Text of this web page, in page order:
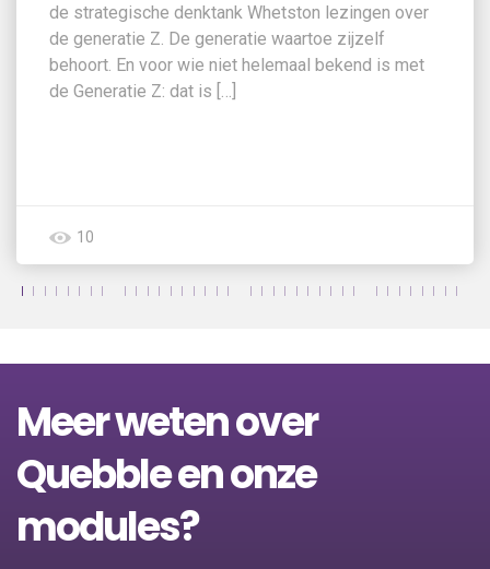
de strategische denktank Whetston lezingen over
de generatie Z. De generatie waartoe zijzelf
behoort. En voor wie niet helemaal bekend is met
de Generatie Z: dat is […]
10
Meer weten over
Quebble en onze
modules?